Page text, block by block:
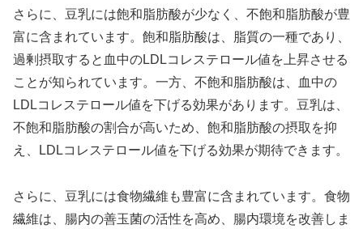
さらに、豆乳には飽和脂肪酸が少なく、不飽和脂肪酸が豊
富に含まれています。飽和脂肪酸は、脂質の一種であり、
過剰摂取すると血中のLDLコレステロール値を上昇させる
ことが知られています。一方、不飽和脂肪酸は、血中の
LDLコレステロール値を下げる効果があります。豆乳は、
不飽和脂肪酸の割合が高いため、飽和脂肪酸の摂取を抑
え、LDLコレステロール値を下げる効果が期待できます。
さらに、豆乳には食物繊維も豊富に含まれています。食物
繊維は、腸内の善玉菌の活性を高め、腸内環境を改善しま